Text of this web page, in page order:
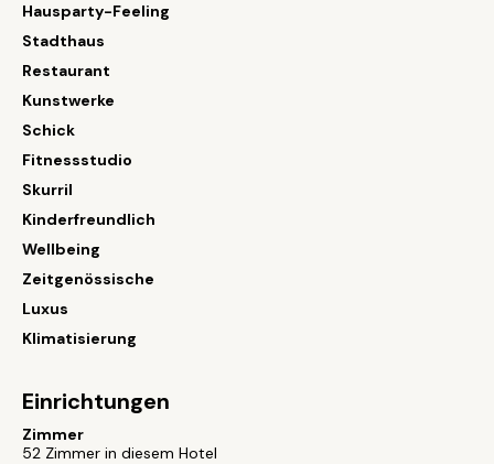
Hausparty-Feeling
Stadthaus
Restaurant
Kunstwerke
Schick
Fitnessstudio
Skurril
Kinderfreundlich
Wellbeing
Zeitgenössische
Luxus
Klimatisierung
Einrichtungen
Zimmer
52 Zimmer in diesem Hotel